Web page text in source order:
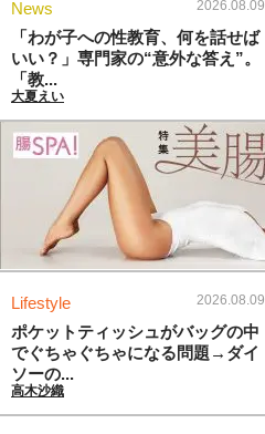
News 2026.08.09
「わが子への性教育、何を話せば
いい？」専門家の“意外な答え”。
「教...
大夏えい
Lifestyle 2026.08.09
ポケットティッシュがバッグの中
でぐちゃぐちゃになる問題→ダイ
ソーの...
高木沙織